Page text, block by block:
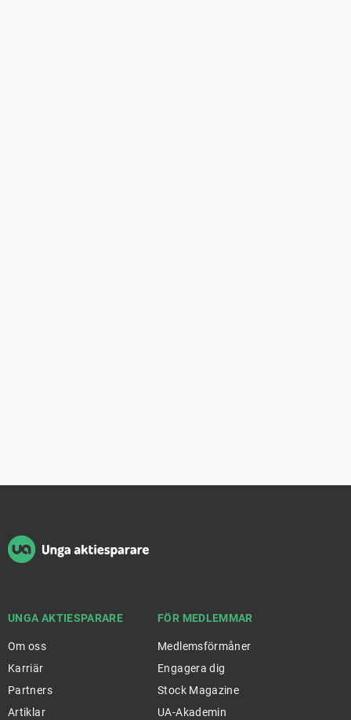
UNGA AKTIESPARARE
Om oss
Karriär
Partners
Artiklar
FÖR MEDLEMMAR
Medlemsförmåner
Engagera dig
Stock Magazine
UA-Akademin